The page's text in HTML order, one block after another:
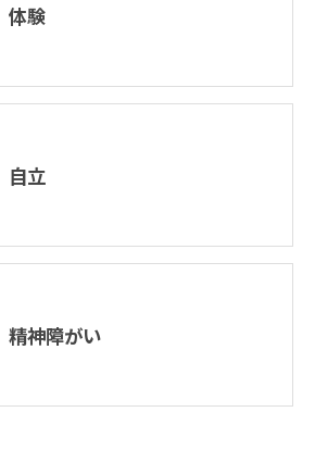
体験
自立
精神障がい
お問い合わせはこちら